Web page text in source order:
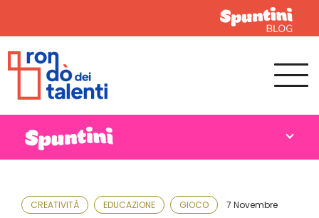
CREATIVITÀ EDUCAZIONE GIOCO
7 Novembre